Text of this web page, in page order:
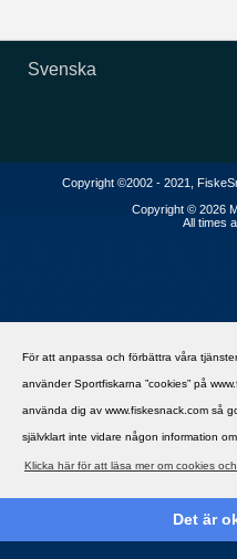
För att anpassa och förbättra våra
använder Sportfiskarna ”cookies” på
använda dig av www.fiskesnack.com så
självklart inte vidare någon information om
Klicka här för att läsa mer om cookies
Det är
Svenska
Copyright ©2002 - 2021,
Copyright © 2026
All times